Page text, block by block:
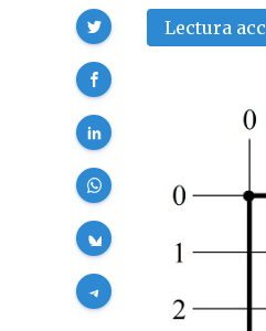
Lectura
Compartir